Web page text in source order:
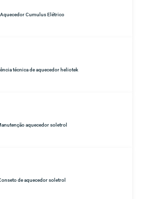
Aquecedor Cumulus Elétrico
técnica de aquecedor heliotek
aquecedor soletrol
de aquecedor soletrol